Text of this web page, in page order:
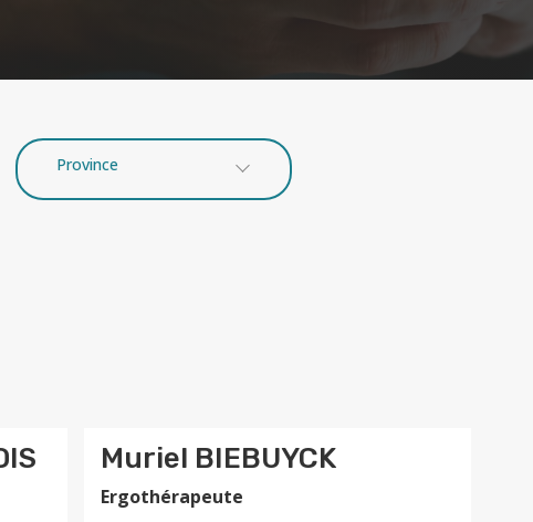
Province
Muriel BIEBUYCK
Ergothérapeute